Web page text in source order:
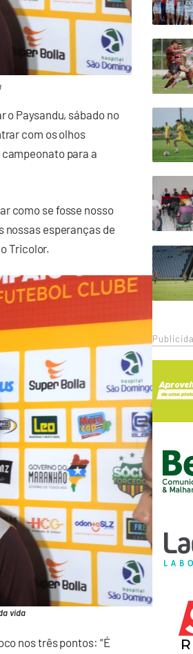
o Paysandu, sábado no
com os olhos
para a
como se fosse nosso
nossas esperanças de
Tricolor.
vida
nos três pontos: “É